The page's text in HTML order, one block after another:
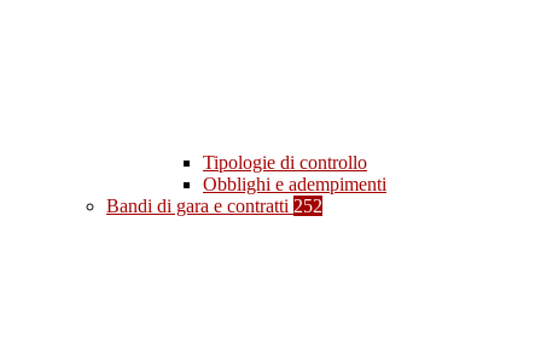
Tipologie di controllo
Obblighi e adempimenti
Bandi di gara e contratti 252